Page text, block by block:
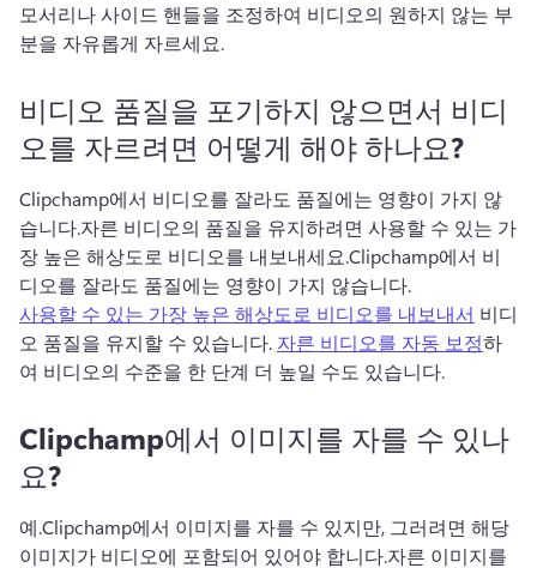
모서리나 사이드 핸들을 조정하여 비디오의 원하지 않는 부
분을 자유롭게 자르세요.
비디오 품질을 포기하지 않으면서 비디
오를 자르려면 어떻게 해야 하나요?
Clipchamp에서 비디오를 잘라도 품질에는 영향이 가지 않
습니다.자른 비디오의 품질을 유지하려면 사용할 수 있는 가
장 높은 해상도로 비디오를 내보내세요.Clipchamp에서 비
디오를 잘라도 품질에는 영향이 가지 않습니다.
사용할 수 있는 가장 높은 해상도로 비디오를 내보내서 비디
오 품질을 유지할 수 있습니다. 자른 비디오를 자동 보정하
여 비디오의 수준을 한 단계 더 높일 수도 있습니다.
Clipchamp에서 이미지를 자를 수 있나
요?
예.Clipchamp에서 이미지를 자를 수 있지만, 그러려면 해당
이미지가 비디오에 포함되어 있어야 합니다.자른 이미지를